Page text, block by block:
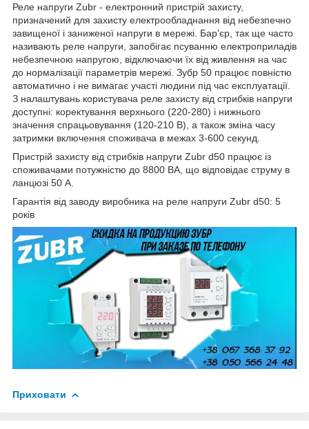
Реле напруги Zubr - електронний пристрій захисту,
призначений для захисту електрообладнання від небезпечно
завищеної і заниженої напруги в мережі. Бар'єр, так ще часто
називають реле напруги, запобігає псуванню електроприладів
небезпечною напругою, відключаючи їх від живлення на час
до нормалізації параметрів мережі. Зубр 50 працює повністю
автоматично і не вимагає участі людини під час експлуатації.
З налаштувань користувача реле захисту від стрибків напруги
доступні: коректування верхнього (220-280) і нижнього
значення спрацьовування (120-210 В), а також зміна часу
затримки включення споживача в межах 3-600 секунд.
Пристрій захисту від стрибків напруги Zubr d50 працює із
споживачами потужністю до 8800 ВА, що відповідає струму в
ланцюзі 50 А.
Гарантія від заводу виробника на реле напруги Zubr d50: 5
років
Приховати